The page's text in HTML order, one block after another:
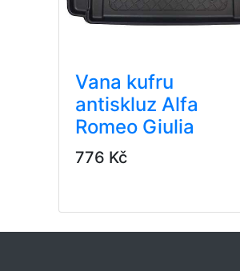
Vana kufru
antiskluz Alfa
Romeo Giulia
776 Kč